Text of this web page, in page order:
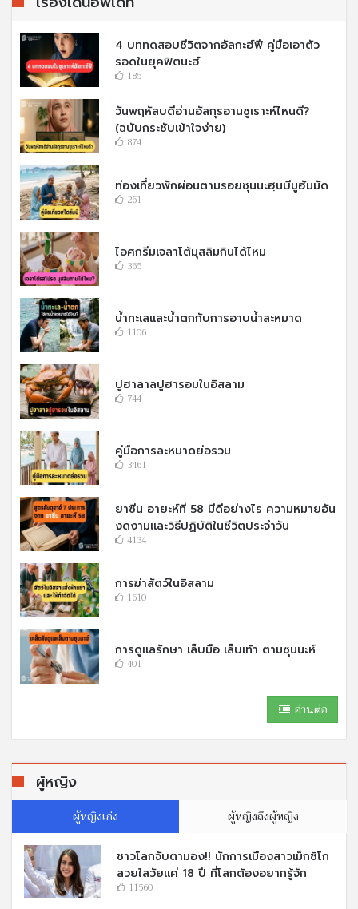
4 บททดสอบชีวิตจากอัลกะฮ์ฟี คู่มือเอาตัว
รอดในยุคฟิตนะฮ์
185
วันพฤหัสบดีอ่านอัลกุรอานซูเราะห์ไหนดี?
(ฉบับกระชับเข้าใจง่าย)
874
ท่องเที่ยวพักผ่อนตามรอยซุนนะฮฺนบีมูฮัมมัด
261
ไอศกรีมเจลาโต้มุสลิมกินได้ไหม
365
น้ำทะเลและน้ำตกกับการอาบน้ำละหมาด
1106
ปูฮาลาลปูฮารอมในอิสลาม
744
คู่มือการละหมาดย่อรวม
3461
ยาซีน อายะห์ที่ 58 มีดีอย่างไร ความหมายอัน
งดงามและวิธีปฏิบัติในชีวิตประจำวัน
4134
การฆ่าสัตว์ในอิสลาม
1610
การดูแลรักษา เล็บมือ เล็บเท้า ตามซุนนะห์
401
อ่านต่อ
ผู้หญิง
ผู้หญิงเก่ง ผู้หญิงถึงผู้หญิง
ชาวโลกจับตามอง!! นักการเมืองสาวเม็กซิโก
สวยใสวัยแค่ 18 ปี ที่โลกต้องอยากรู้จัก
11560